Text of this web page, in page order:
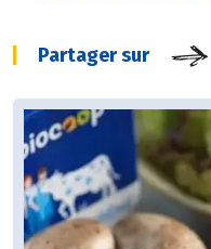
Partager sur